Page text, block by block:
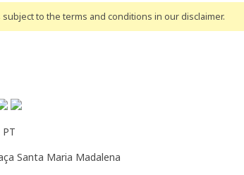
to the terms and conditions in our disclaimer.
PT
Santa Maria Madalena